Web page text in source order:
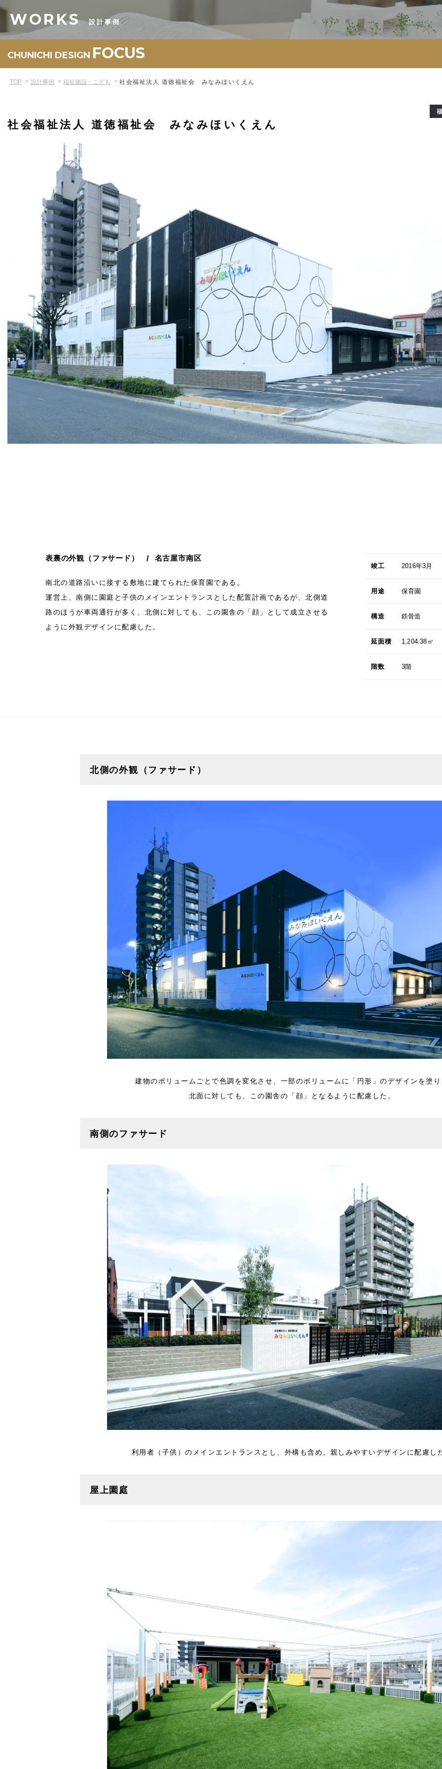
WORKS 設計事例
CHUNICHI DESIGN FOCUS
TOP 設計事例 福祉施設・こども 社会福祉法人 道徳福祉会 みなみほいくえん
社会福祉法人 道徳福祉会 みなみほいくえん
表裏の外観（ファサード） 名古屋市南区
南北の道路沿いに接する敷地に建てられた保育園である。
運営上、南側に園庭と子供のメインエントランスとした配置計画であるが、北側道
路のほうが車両通行が多く、北側に対しても、この園舎の「顔」として成立させる
ように外観デザインに配慮した。
竣工 2016年3月
用途 保育園
構造 鉄骨造
延面積 1,204.38㎡
階数 3階
北側の外観（ファサード）
建物のボリュームごとで色調を変化させ、一部のボリュームに「円形」のデザインを塗
北面に対しても、この園舎の「顔」となるように配慮した。
南側のファサード
利用者（子供）のメインエントランスとし、外構も含め、親しみやすいデザインに配慮し
屋上園庭